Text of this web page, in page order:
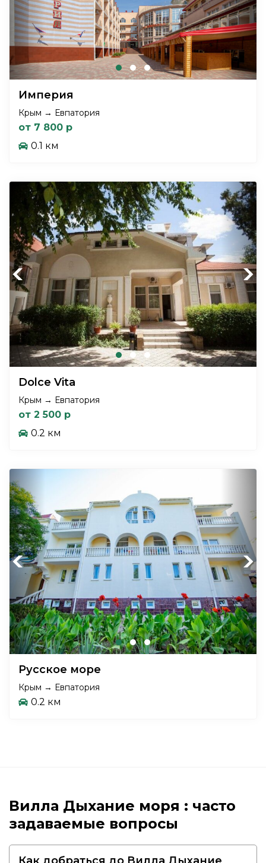
Империя
Крым → Евпатория
от 7 800 р
0.1 км
Previous Next
Dolce Vita
Крым → Евпатория
от 2 500 р
0.2 км
Previous Next
Русское море
Крым → Евпатория
0.2 км
Вилла Дыхание моря : часто
задаваемые вопросы